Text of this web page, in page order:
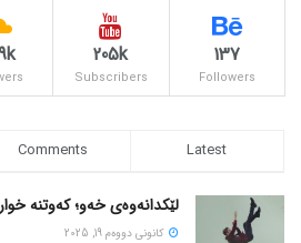
137
Followers
205k
Subscribers
Comments Latest
لێکدانەوەی خەو؛ کەوتنە
كانونی دووه‌م 19, 2025